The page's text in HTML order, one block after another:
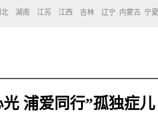
湖南 江苏 江西 吉林 辽宁 内蒙古 宁夏
浦爱同行”孤独症儿